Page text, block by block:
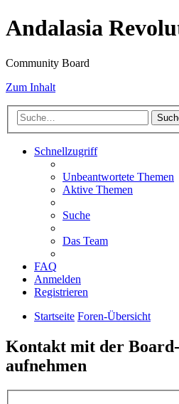
Andalasia
Community Board
Zum Inhalt
Schnellzugriff
Unbeantwortete Themen
Aktive Themen
Suche
Das Team
FAQ
Anmelden
Registrieren
Startseite Foren-Übersicht
Kontakt mit der
aufnehmen